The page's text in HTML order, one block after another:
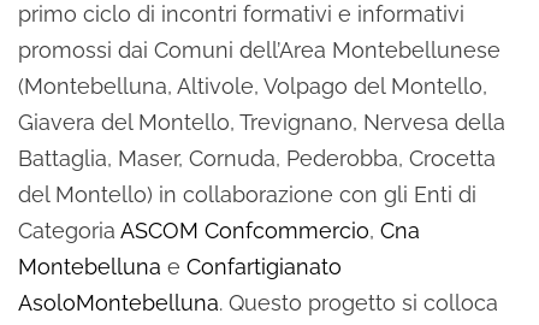
primo ciclo di incontri formativi e informativi
promossi dai Comuni dell’Area Montebellunese
(Montebelluna, Altivole, Volpago del Montello,
Giavera del Montello, Trevignano, Nervesa della
Battaglia, Maser, Cornuda, Pederobba, Crocetta
del Montello) in collaborazione con gli Enti di
Categoria ASCOM Confcommercio, Cna
Montebelluna e Confartigianato
AsoloMontebelluna. Questo progetto si colloca